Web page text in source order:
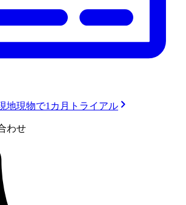
地現物で1カ月トライアル
わせ